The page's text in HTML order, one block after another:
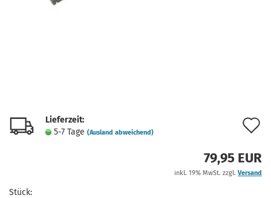
Lieferzeit:
5-7 Tage (Ausland abweichend)
79,95 EUR
inkl. 19% MwSt. zzgl. Versand
Stück: